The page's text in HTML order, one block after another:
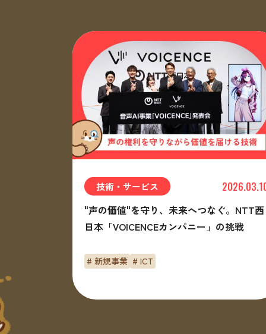
技術・サービス
"声の価値"を守り、未来へつなぐ。NTT西
日本「VOICENCEカンパニー」の挑戦
# 新規事業 # ICT